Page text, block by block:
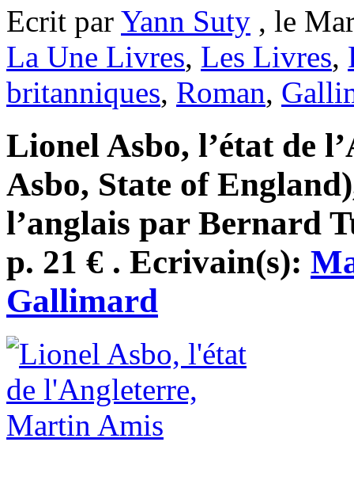
Ecrit par Yann Suty , le
La Une Livres, Les Livres,
britanniques, Roman,
Lionel Asbo, l’état de
Asbo, State of
l’anglais par Bernard
p. 21 € . Ecrivain(s):
Gallimard